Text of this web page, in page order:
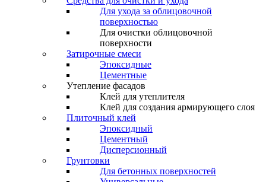
Для ухода за облицовочной
поверхностью
Для очистки облицовочной
поверхности
Затирочные смеси
Эпоксидные
Цементные
Утепление фасадов
Клей для утеплителя
Клей для создания армирующего слоя
Плиточный клей
Эпоксидный
Цементный
Дисперсионный
Грунтовки
Для бетонных поверхностей